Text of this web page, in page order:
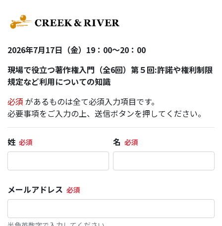
2026年7月17日（金）19：00～20：00
現場で役立つ著作権入門（全6回）第５回:許諾や権利制限
規定など利用についての知識
必須 があるものは全て必須入力項目です。
必要事項をご入力の上、送信ボタンを押してください。
姓 名
メールアドレス